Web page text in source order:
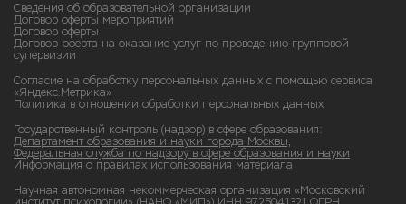
Сведения об образовательной организации
Договор оферты мероприятий
Договор оферты
Договор-оферта на оказание услуг по проведению групповой
супервизии
Согласие на обработку персональных данных с помощью сервиса
«Яндекс.Метрика»
Политика в отношении обработки персональных данных
Государственный контроль (надзор) в сфере образования:
Департамент образования и науки города Москвы,
Федеральная служба по надзору в сфере образования и науки
Информация о правилах использования материала
Научная автономная некоммерческая организация «Московский